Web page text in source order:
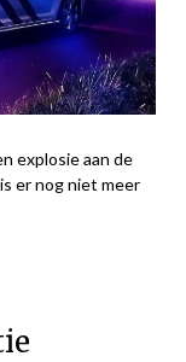
explosie aan de
er nog niet meer